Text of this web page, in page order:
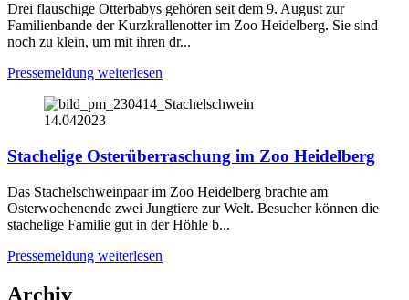
Drei flauschige Otterbabys gehören seit dem 9. August zur
Familienbande der Kurzkrallenotter im Zoo Heidelberg. Sie sind
noch zu klein, um mit ihren dr...
Pressemeldung weiterlesen
14.042023
Stachelige Osterüberraschung im Zoo Heidelberg
Das Stachelschweinpaar im Zoo Heidelberg brachte am
Osterwochenende zwei Jungtiere zur Welt. Besucher können die
stachelige Familie gut in der Höhle b...
Pressemeldung weiterlesen
Archiv